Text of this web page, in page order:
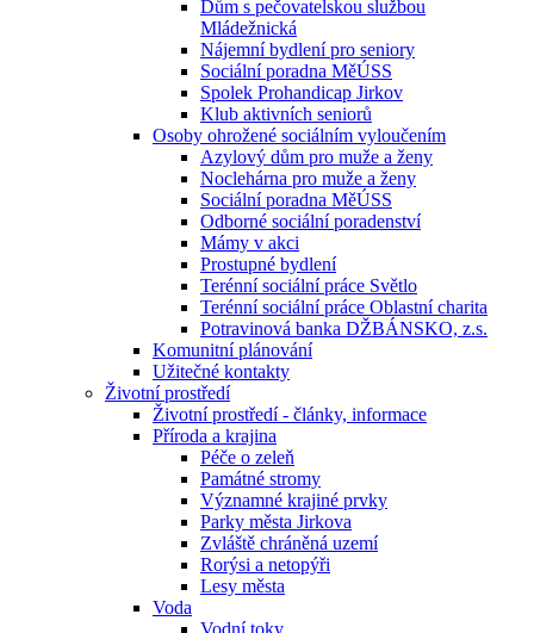
Dům s pečovatelskou službou
Mládežnická
Nájemní bydlení pro seniory
Sociální poradna MěÚSS
Spolek Prohandicap Jirkov
Klub aktivních seniorů
Osoby ohrožené sociálním vyloučením
Azylový dům pro muže a ženy
Noclehárna pro muže a ženy
Sociální poradna MěÚSS
Odborné sociální poradenství
Mámy v akci
Prostupné bydlení
Terénní sociální práce Světlo
Terénní sociální práce Oblastní charita
Potravinová banka DŽBÁNSKO, z.s.
Komunitní plánování
Užitečné kontakty
Životní prostředí
Životní prostředí - články, informace
Příroda a krajina
Péče o zeleň
Památné stromy
Významné krajiné prvky
Parky města Jirkova
Zvláště chráněná uzemí
Rorýsi a netopýři
Lesy města
Voda
Vodní toky